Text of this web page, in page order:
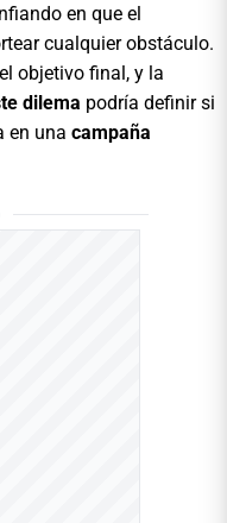
en que el
cualquier obstáculo.
objetivo final, y la
dilema podría definir si
en una campaña